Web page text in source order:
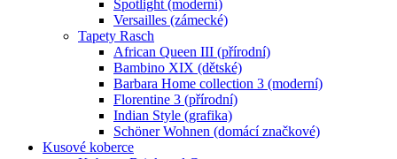
Spotlight (moderní)
Versailles (zámecké)
Tapety Rasch
African Queen III (přírodní)
Bambino XIX (dětské)
Barbara Home collection 3 (moderní)
Florentine 3 (přírodní)
Indian Style (grafika)
Schöner Wohnen (domácí značkové)
Kusové koberce